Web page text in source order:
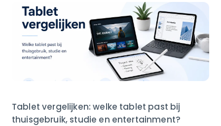
Tablet vergelijken: welke tablet past bij
thuisgebruik, studie en entertainment?